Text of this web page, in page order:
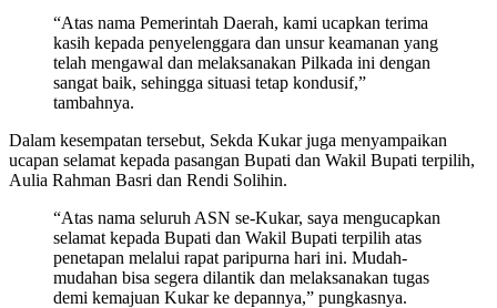
“Atas nama Pemerintah Daerah, kami ucapkan terima
kasih kepada penyelenggara dan unsur keamanan yang
telah mengawal dan melaksanakan Pilkada ini dengan
sangat baik, sehingga situasi tetap kondusif,”
tambahnya.
Dalam kesempatan tersebut, Sekda Kukar juga menyampaikan
ucapan selamat kepada pasangan Bupati dan Wakil Bupati terpilih,
Aulia Rahman Basri dan Rendi Solihin.
“Atas nama seluruh ASN se-Kukar, saya mengucapkan
selamat kepada Bupati dan Wakil Bupati terpilih atas
penetapan melalui rapat paripurna hari ini. Mudah-
mudahan bisa segera dilantik dan melaksanakan tugas
demi kemajuan Kukar ke depannya,” pungkasnya.